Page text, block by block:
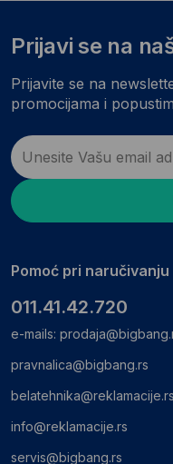
Prijavi se na
Prijavite se na
promocijama i
Pomoć pri naručivanju
011.41.42.720
e-mails:
pravnalica@bigbang.rs
belatehnika@reklamacije.rs
info@reklamacije.rs
servis@bigbang.rs